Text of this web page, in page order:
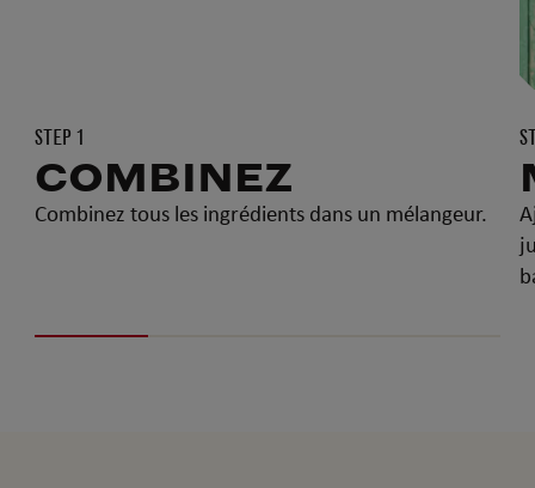
STEP 1
COMBINEZ
Combinez tous les ingrédients dans un mélangeur.